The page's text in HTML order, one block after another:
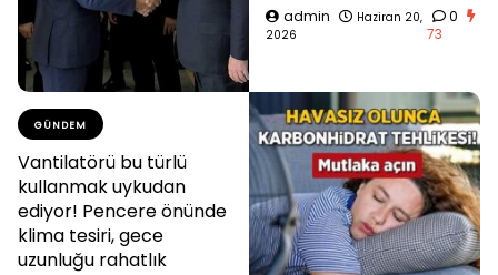
admin
Haziran 20,
2026
0
73
GÜNDEM
Vantilatörü bu türlü
kullanmak uykudan
ediyor! Pencere önünde
klima tesiri, gece
uzunluğu rahatlık